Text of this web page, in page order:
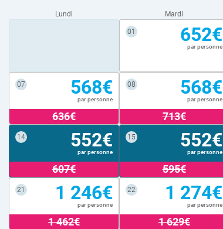
Lundi Mardi
01 652€
par personne
07 568€
par personne
636€
08 568€
par personne
713€
14 552€
par personne
607€
15 552€
par personne
595€
21 1 246€
par personne
1 462€
22 1 274€
par personne
1 629€